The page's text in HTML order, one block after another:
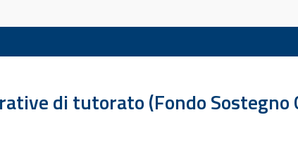
di tutorato (Fondo Sostegno